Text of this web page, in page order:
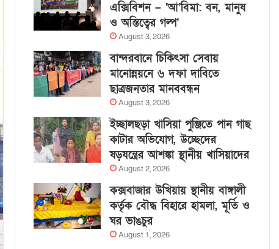
এক্সিবিশন – ‘আ’বিমা: বন, মানুষ
ও অস্তিত্বের গল্প’
August 3, 2026
বান্দরবানে চিকিৎসা সেবায়
মানোন্নয়নে ৬ দফা দাবিতে
ছাত্রজনতার মানববন্ধন
August 3, 2026
ইচ্ছালছড়া খাসিয়া পুঞ্জিতে পান গাছ
কাটার অভিযোগ, উচ্ছেদের
ষড়যন্ত্রের আশঙ্কা স্থানীয় খাসিয়াদের
August 2, 2026
কক্সবাজার উখিয়ায় স্থানীয় বাঙ্গালী
কর্তৃক বৌদ্ধ বিহারে হামলা, মূর্তি ও
ঘর ভাঙচুর
August 1, 2026